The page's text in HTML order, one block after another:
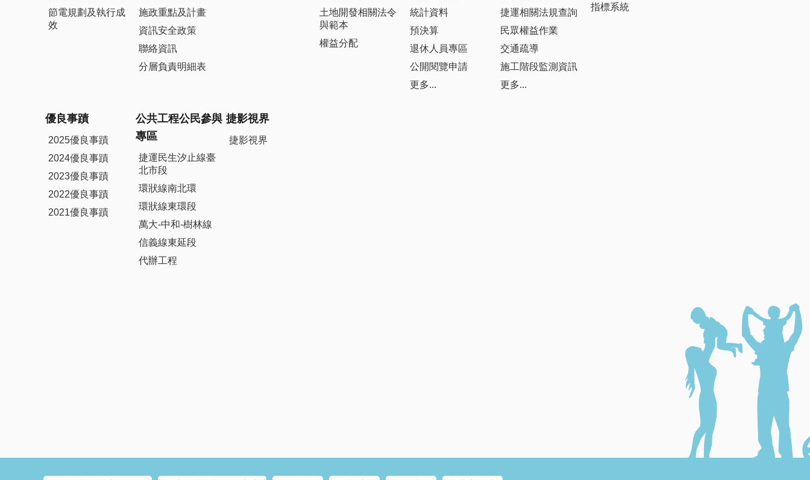
節電規劃及執行成
效
施政重點及計畫
資訊安全政策
聯絡資訊
分層負責明細表
土地開發相關法令
與範本
權益分配
統計資料
預決算
退休人員專區
公開閱覽申請
更多...
捷運相關法規查詢
民眾權益作業
交通疏導
施工階段監測資訊
更多...
指標系統
優良事蹟
2025優良事蹟
2024優良事蹟
2023優良事蹟
2022優良事蹟
2021優良事蹟
公共工程公民參與
專區
捷運民生汐止線臺
北市段
環狀線南北環
環狀線東環段
萬大-中和-樹林線
信義線東延段
代辦工程
捷影視界
捷影視界